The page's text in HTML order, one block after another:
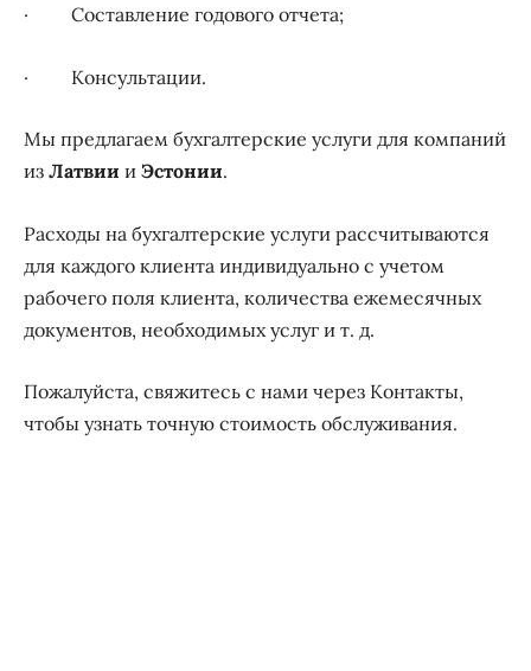
· Cоставление годового отчета;
· Kонсультации.
Мы предлагаем бухгалтерские услуги для компаний
из Латвии и Эстонии.
Расходы на бухгалтерские услуги рассчитываются
для каждого клиента индивидуально с учетом
рабочего поля клиента, количества ежемесячных
документов, необходимых услуг и т. д.
Пожалуйста, свяжитесь с нами через Контакты,
чтобы узнать точную стоимость обслуживания.